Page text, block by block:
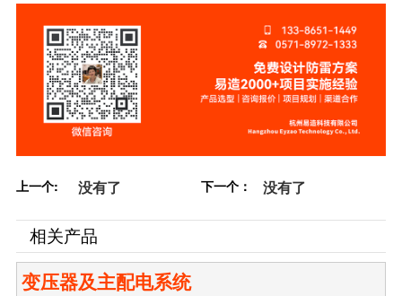
上一个: 没有了 下一个： 没有了
相关产品
变压器及主配电系统